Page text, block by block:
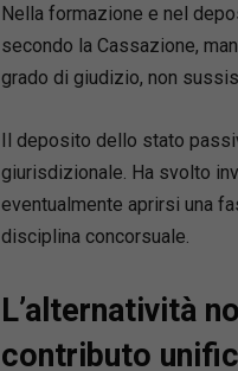
Nella formazione e nel
secondo la Cassazione,
grado di giudizio, non
Il deposito dello stato
giurisdizionale. Ha svolto
eventualmente aprirsi una
disciplina concorsuale.
L’alternatività
contributo